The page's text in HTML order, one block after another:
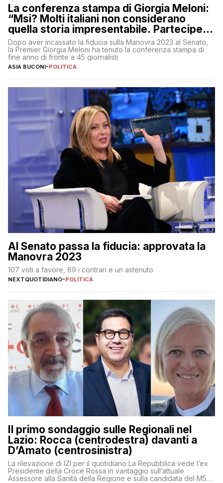
La conferenza stampa di Giorgia Meloni:
“Msi? Molti italiani non considerano
quella storia impresentabile. Parteciperò
al 25 aprile”
Dopo aver incassato la fiducia sulla Manovra 2023 al Senato,
la Premier Giorgia Meloni ha tenuto la conferenza stampa di
fine anno di fronte a 45 giornalisti
ASIA BUCONI-POLITICA
Al Senato passa la fiducia: approvata la
Manovra 2023
107 voti a favore, 69 i contrari e un astenuto
NEXTQUOTIDIANO-POLITICA
Il primo sondaggio sulle Regionali nel
Lazio: Rocca (centrodestra) davanti a
D’Amato (centrosinistra)
La rilevazione di IZI per il quotidiano La Repubblica vede l’ex
Presidente della Croce Rossa in vantaggio sull’attuale
Assessore alla Sanità della Regione e sulla candidata del M5S